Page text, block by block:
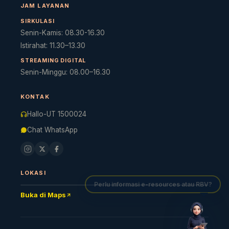
JAM LAYANAN
SIRKULASI
Senin-Kamis: 08.30-16.30
Istirahat: 11.30–13.30
STREAMING DIGITAL
Senin-Minggu: 08.00–16.30
KONTAK
Hallo-UT 1500024
Chat WhatsApp
LOKASI
Buka di Maps
Cara akses e-resources